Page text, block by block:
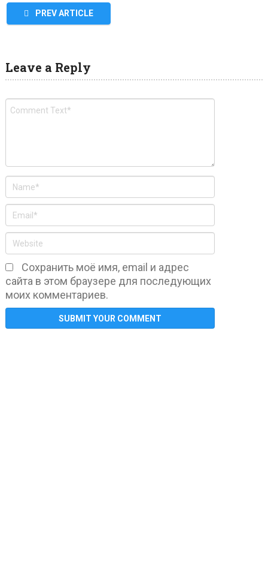
PREV ARTICLE
Leave a Reply
Сохранить моё имя, email и адрес
сайта в этом браузере для последующих
моих комментариев.